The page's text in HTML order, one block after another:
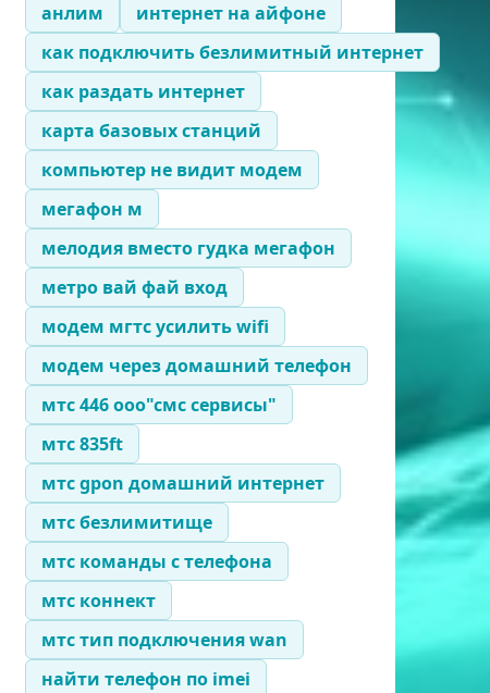
анлим
интернет на айфоне
как подключить безлимитный интернет
как раздать интернет
карта базовых станций
компьютер не видит модем
мегафон м
мелодия вместо гудка мегафон
метро вай фай вход
модем мгтс усилить wifi
модем через домашний телефон
мтс 446 ооо"смс сервисы"
мтс 835ft
мтс gpon домашний интернет
мтс безлимитище
мтс команды с телефона
мтс коннект
мтс тип подключения wan
найти телефон по imei